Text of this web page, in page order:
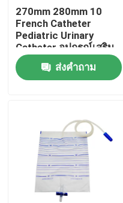
ควบคุมคุณภาพ
ติดต่อเรา
ขออ้าง
ยางซิลิโคนทางการแพทย์
จุกยางทางการแพทย์
ลูกสูบเข็มฉีดยายาง
270mm 280mm 10
French Catheter
Pediatric Urinary
Catheter อุปกรณ์เสริม
Fr10
ส่งคำถาม